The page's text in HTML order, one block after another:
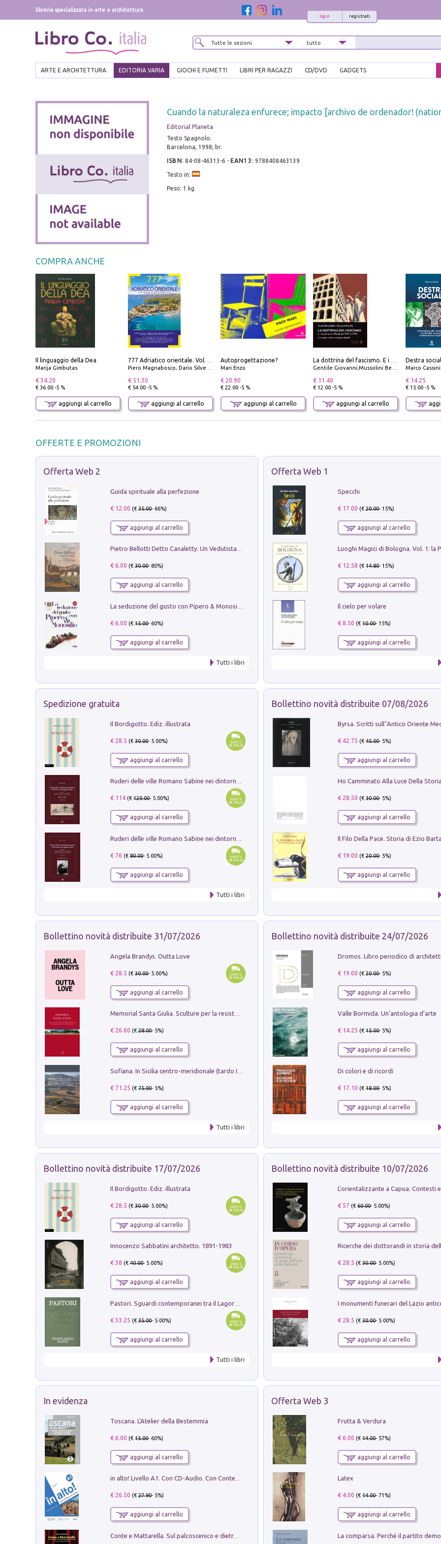
libreria specializzata in arte e architettura
registrati
login
ARTE E ARCHITETTURA EDITORIA VARIA GIOCHI E FUMETTI LIBRI PER RAGAZZI CD/DVD GADGETS
Cuando la naturaleza enfurece; impacto [archivo de ordenador!
Editorial Planeta
Testo Spagnolo.
Barcelona, 1998; br.
ISBN : 84-08-46313-6 - EAN13 : 9788408463139
Testo in:
Peso: 1 kg
COMPRA ANCHE
Il linguaggio della Dea
Marija Gimbutas
€ 34.20
€ 36.00 -5 %
aggiungi al carrello
777 Adriatico orientale. Vol. 1: Istria, Costa della Dalmazia da Smrika a Zara, Isole del Quarnaro, Pag, Arcipelaghi di Zara, Sibenico e Incoronate
Piero Magnabosco; Dario Silvestro; Marco Sbrizzi
€ 51.30
€ 54.00 -5 %
aggiungi al carrello
Autoprogettazione?
Mari Enzo
€ 20.90
€ 22.00 -5 %
aggiungi al carrello
La dottrina del fascismo. E i documenti ufficiali dal 1919 al 1945
Gentile Giovanni;Mussolini Benito
€ 11.40
€ 12.00 -5 %
aggiungi al carrello
Marco Cassini
€ 14.25
€ 15.00 -5 %
OFFERTE E PROMOZIONI
Offerta Web 2
Guida spirituale alla perfezione
€ 12.00 (€35.00- 66%)
aggiungi al carrello
Pietro Bellotti Detto Canaletty. Un Vedutista Veneziano nella Francia dell'Ancien Régime
€ 6.00 (€30.00- 80%)
aggiungi al carrello
€ 6.00 (€15.00- 60%)
aggiungi al carrello
Tutti i libri
Offerta Web 1
Specchi
€ 17.00 (€20.00- 15%)
aggiungi al carrello
€ 12.58 (€14.80- 15%)
aggiungi al carrello
Il cielo per volare
€ 8.50 (€10.00- 15%)
aggiungi al carrello
Spedizione gratuita
Il Bordigotto. Ediz. illustrata
€ 28.5 (€30.00- 5.00%)
aggiungi al carrello
Ruderi delle ville Romano Sabine nei dintorni di Poggio Mirteto. Illustrati dal dott.re prof.re cav.re Ercole Nardi regio ispettore degli scavi e monumenti. Anno 1885. Tavole e studio. Con 25 tavole fuori testo in cartella editoriale
€ 114(€120.00- 5.00%)
aggiungi al carrello
€ 76 (€80.00- 5.00%)
aggiungi al carrello
Tutti i libri
Bollettino novità distribuite 07/08/2026
€ 42.75 (€45.00- 5%)
aggiungi al carrello
€ 28.50 (€30.00- 5%)
aggiungi al carrello
€ 19.00 (€20.00- 5%)
aggiungi al carrello
Bollettino novità distribuite 31/07/2026
Angela Brandys. Outta Love
€ 28.5 (€30.00- 5.00%)
aggiungi al carrello
Memorial Santa Giulia. Sculture per la resistenza Monchio di Palagano
€ 26.60 (€28.00- 5%)
aggiungi al carrello
€ 71.25 (€75.00- 5%)
aggiungi al carrello
Tutti i libri
Bollettino novità distribuite 24/07/2026
€ 19.00 (€20.00- 5%)
aggiungi al carrello
Valle Bormida. Un'antologia d'arte
€ 14.25 (€15.00- 5%)
aggiungi al carrello
Di colori e di ricordi
€ 17.10 (€18.00- 5%)
aggiungi al carrello
Bollettino novità distribuite 17/07/2026
Il Bordigotto. Ediz. illustrata
€ 28.5 (€30.00- 5.00%)
aggiungi al carrello
Innocenzo Sabbatini architetto. 1891-1983
€ 38 (€40.00- 5.00%)
aggiungi al carrello
Pastori. Sguardi contemporanei tra il Lagorai e la pianura. Ediz. illustrata
€ 33.25 (€35.00- 5.00%)
aggiungi al carrello
Tutti i libri
Bollettino novità distribuite 10/07/2026
€ 57 (€60.00- 5.00%)
aggiungi al carrello
€ 28.5 (€30.00- 5.00%)
aggiungi al carrello
€ 28.5 (€30.00- 5.00%)
aggiungi al carrello
In evidenza
Toscana. L'Atelier della Bestemmia
€ 6.00 (€15.00- 60%)
aggiungi al carrello
in alto! Livello A1. Con CD-Audio. Con Contenuto digitale per accesso on line
€ 26.50 (€27.90- 5%)
aggiungi al carrello
Conte e Mattarella. Sul palcoscenico e dietro le quinte del Quirinale. Un racconto sulle istituzioni
Offerta Web 3
Frutta & Verdura
€ 6.00 (€14.00- 57%)
aggiungi al carrello
Latex
€ 4.00 (€14.00- 71%)
aggiungi al carrello